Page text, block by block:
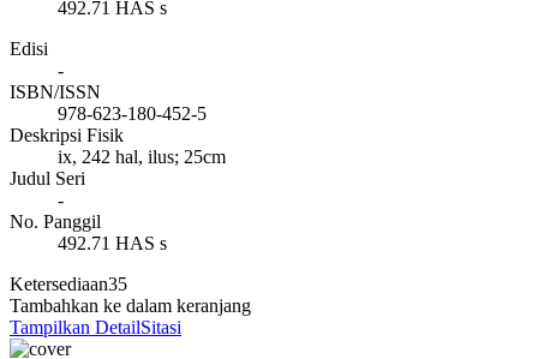
492.71 HAS s
Edisi
-
ISBN/ISSN
978-623-180-452-5
Deskripsi Fisik
ix, 242 hal, ilus; 25cm
Judul Seri
-
No. Panggil
492.71 HAS s
Ketersediaan35
Tambahkan ke dalam keranjang
Tampilkan DetailSitasi